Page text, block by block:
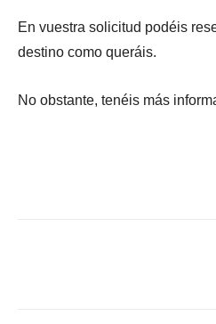
En vuestra solicitud podéis
destino como queráis.
No obstante, tenéis más